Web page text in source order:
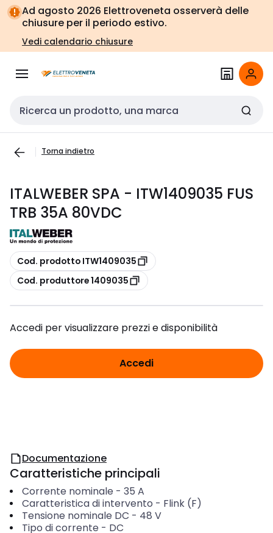
Vai alla
navigazione
Vai
alla
pagina
Ad agosto 2026 Elettroveneta osserverà delle
chiusure per il periodo estivo.
Vedi calendario chiusure
Cerca input
Torna indietro
ITALWEBER SPA - ITW1409035 FUS
TRB 35A 80VDC
copia
Cod. prodotto ITW1409035
copia
Cod. produttore 1409035
Accedi per visualizzare prezzi e disponibilità
Accedi
Documentazione
Caratteristiche principali
Corrente nominale - 35 A
Caratteristica di intervento - Flink (F)
Tensione nominale DC - 48 V
Tipo di corrente - DC